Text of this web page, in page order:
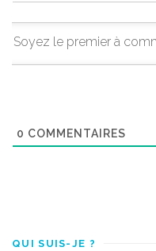
0 COMMENTAIRES
QUI SUIS-JE ?